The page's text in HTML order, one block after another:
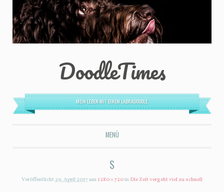
DoodleTimes
MEIN LEBEN MIT EINEM LABRADOODLE.
MENÜ
ZUM INHALT SPRINGEN
S
Veröffentlicht29. April 2017um1280 × 720inDie Zeit vergeht viel zu schnell